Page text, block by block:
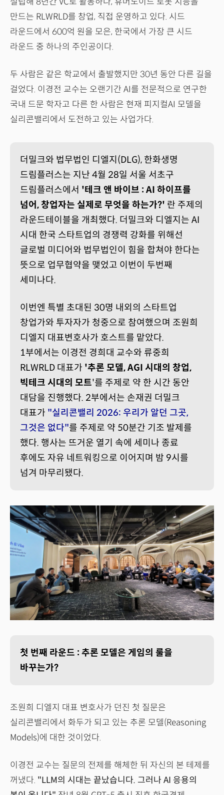
만드는 RLWRLD를 창업, 직접 운영하고 있다. 시드
라운드에서 600억 원을 모은, 한국에서 가장 큰 시드
라운드 중 하나의 주인공이다.
두 사람은 같은 학교에서 출발했지만 30년 동안 다른 길을
걸었다. 이경전 교수는 오랜기간 AI를 전문적으로 연구한
국내 드문 학자고 다른 한 사람은 현재 피지컬AI 모델을
실리콘밸리에서 도전하고 있는 사업가다.
더밀크와 법무법인 디엘지(DLG), 한화생명
드림플러스는 지난 4월 28일 서울 서초구
드림플러스에서 '테크 앤 바이브 : AI 하이프를
넘어, 창업자는 실제로 무엇을 하는가?' 란 주제의
라운드테이블을 개최했다. 더밀크와 디엘지는 AI
시대 한국 스타트업의 경쟁력 강화를 위해선
글로벌 미디어와 법무법인이 힘을 합쳐야 한다는
뜻으로 업무협약을 맺었고 이번이 두번째
세미나다.
이번엔 특별 초대된 30명 내외의 스타트업
창업가와 투자자가 청중으로 참여했으며 조원희
디엘지 대표변호사가 호스트를 맡았다.
1부에서는 이경전 경희대 교수와 류중희
RLWRLD 대표가 '추론 모델, AGI 시대의 창업,
빅테크 시대의 모트'를 주제로 약 한 시간 동안
대담을 진행했다. 2부에서는 손재권 더밀크
대표가 "실리콘밸리 2026: 우리가 알던 그곳,
그것은 없다"를 주제로 약 50분간 기조 발제를
했다. 행사는 뜨거운 열기 속에 세미나 종료
후에도 자유 네트워킹으로 이어지며 밤 9시를
넘겨 마무리됐다.
첫 번째 라운드 : 추론 모델은 게임의 룰을
바꾸는가?
조원희 디엘지 대표 변호사가 던진 첫 질문은
실리콘밸리에서 화두가 되고 있는 추론 모델(Reasoning
Models)에 대한 것이었다.
이경전 교수는 질문의 전제를 해체한 뒤 자신의 본 테제를
꺼냈다. "LLM의 시대는 끝났습니다. 그러나 AI 응용의